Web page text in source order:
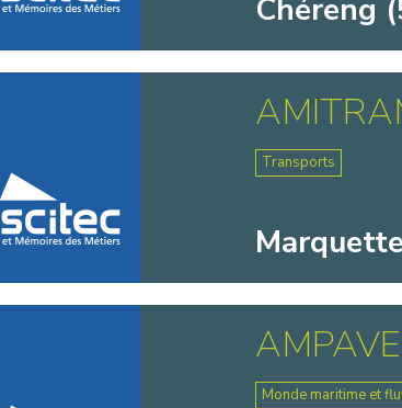
Chéreng
Transports
AMPAVE
Monde maritime et